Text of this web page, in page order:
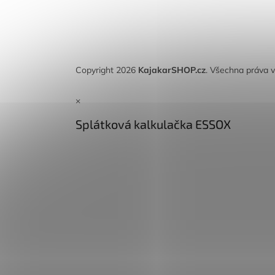
Copyright 2026 KajakarSHOP.cz. Všechna práva
×
Splátková kalkulačka ESSOX